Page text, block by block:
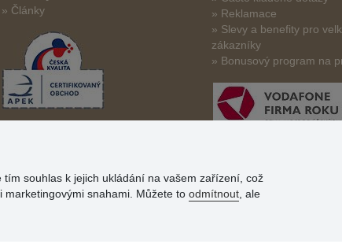
» Články
» Reklamace
» Slevy a benefity pro
zákazníky
» Bonusový program na
tím souhlas k jejich ukládání na vašem zařízení, což
snahami. Můžete to odmítnout , ale